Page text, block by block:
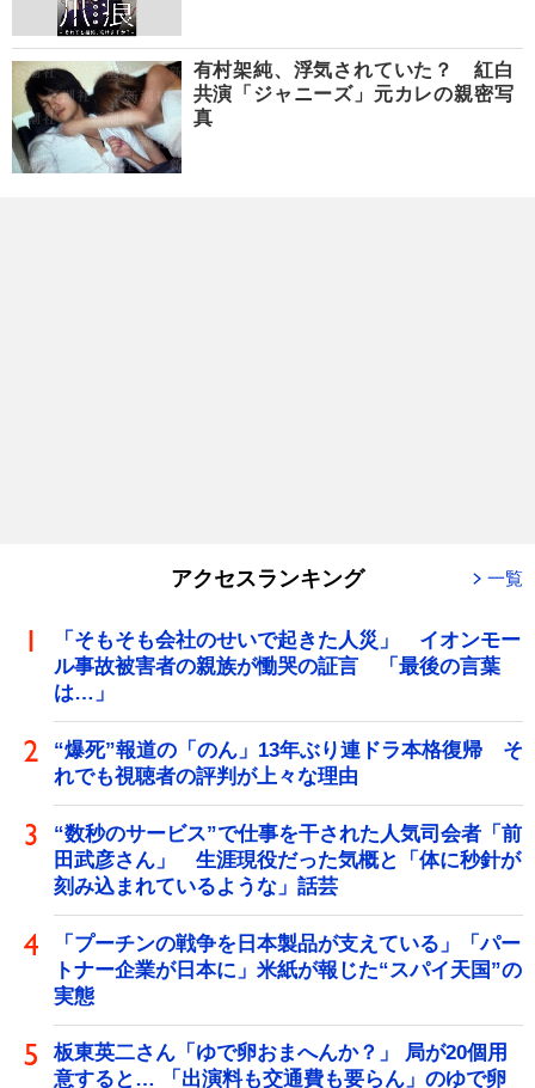
有村架純、浮気されていた？ 紅白
共演「ジャニーズ」元カレの親密写
真
アクセスランキング 一覧
「そもそも会社のせいで起きた人災」 イオンモー
ル事故被害者の親族が慟哭の証言 「最後の言葉
は…」
“爆死”報道の「のん」13年ぶり連ドラ本格復帰 そ
れでも視聴者の評判が上々な理由
“数秒のサービス”で仕事を干された人気司会者「前
田武彦さん」 生涯現役だった気概と「体に秒針が
刻み込まれているような」話芸
「プーチンの戦争を日本製品が支えている」「パー
トナー企業が日本に」米紙が報じた“スパイ天国”の
実態
板東英二さん「ゆで卵おまへんか？」 局が20個用
意すると… 「出演料も交通費も要らん」のゆで卵